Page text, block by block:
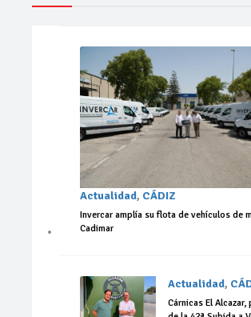
Actualidad, CÁDIZ
Invercar amplía su flota de vehículos de
Cadimar
Actualidad,
Cárnicas El